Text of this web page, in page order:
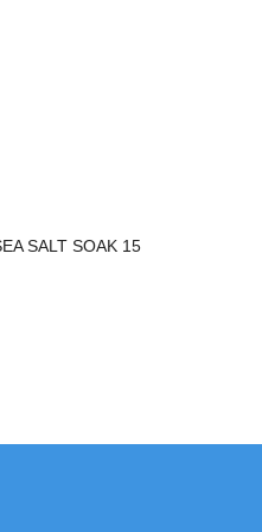
SALT SOAK 15